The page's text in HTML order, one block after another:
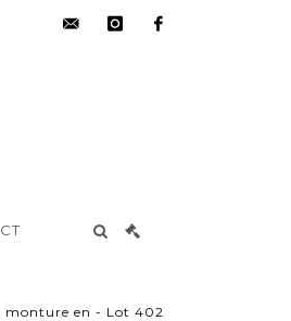
monture en - Lot 402